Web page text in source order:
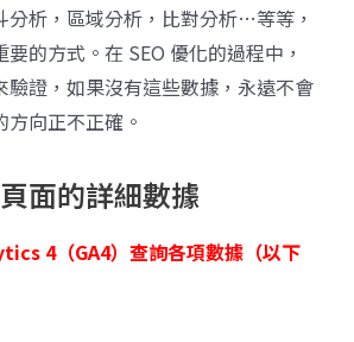
分析，區域分析，比對分析…等等，
的方式。在 SEO 優化的過程中，
驗證，如果沒有這些數據，永遠不會
向正不正確。
面的詳細數據
4（GA4）查詢各項數據（以下